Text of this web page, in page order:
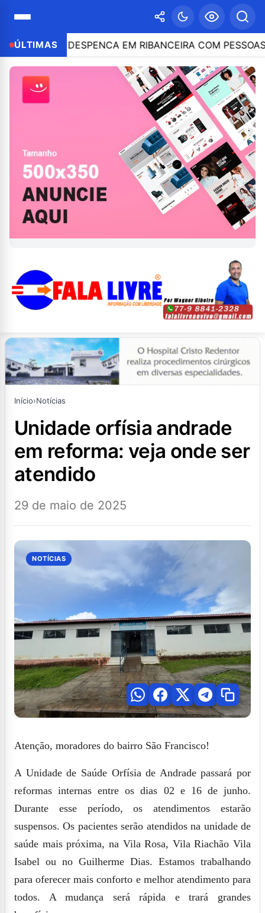
ÚLTIMAS
DESPENCA EM RIBANCEIRA COM PESSOAS A
Início›Notícias
unidade orfísia andrade
em reforma: veja onde ser
atendido
29 de maio de 2025
NOTÍCIAS
Atenção, moradores do bairro São Francisco!
A Unidade de Saúde Orfísia de Andrade passará por
reformas internas entre os dias 02 e 16 de junho.
Durante esse período, os atendimentos estarão
suspensos. Os pacientes serão atendidos na unidade de
saúde mais próxima, na Vila Rosa, Vila Riachão Vila
Isabel ou no Guilherme Dias. Estamos trabalhando
para oferecer mais conforto e melhor atendimento para
todos. A mudança será rápida e trará grandes